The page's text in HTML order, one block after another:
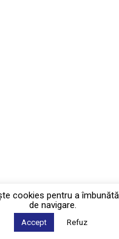
cookies pentru a
de navigare.
Accept Refuz